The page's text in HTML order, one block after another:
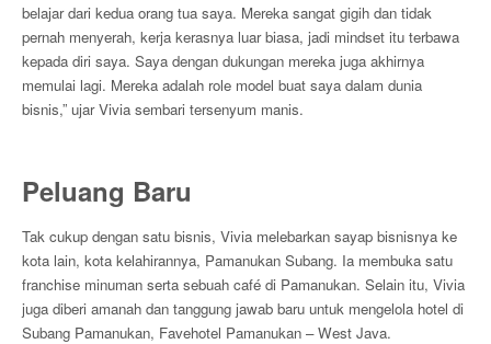
belajar dari kedua orang tua saya. Mereka sangat gigih dan tidak
pernah menyerah, kerja kerasnya luar biasa, jadi mindset itu terbawa
kepada diri saya. Saya dengan dukungan mereka juga akhirnya
memulai lagi. Mereka adalah role model buat saya dalam dunia
bisnis,” ujar Vivia sembari tersenyum manis.
Peluang Baru
Tak cukup dengan satu bisnis, Vivia melebarkan sayap bisnisnya ke
kota lain, kota kelahirannya, Pamanukan Subang. Ia membuka satu
franchise minuman serta sebuah café di Pamanukan. Selain itu, Vivia
juga diberi amanah dan tanggung jawab baru untuk mengelola hotel di
Subang Pamanukan, Favehotel Pamanukan – West Java.